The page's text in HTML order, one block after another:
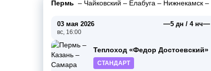
Пермь – Чайковский – Елабуга – Нижнекамск –
03 мая 2026
вс, 16:00
—5 дн / 4 нч—
Теплоход «Федор Достоевский»
СТАНДАРТ